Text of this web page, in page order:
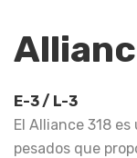
E-3 / L-3
El Alliance 318
pesados que